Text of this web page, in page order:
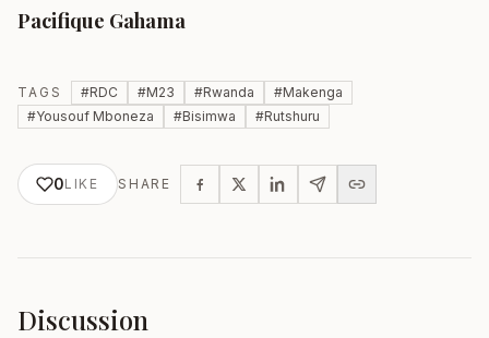
Pacifique Gahama
TAGS #RDC #M23 #Rwanda #Makenga
#Yousouf Mboneza #Bisimwa #Rutshuru
0LIKE SHARE
Discussion